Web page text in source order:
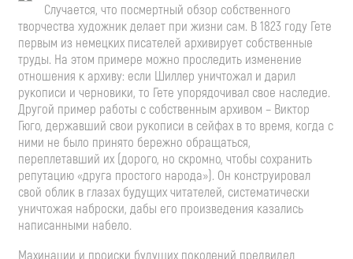
Случается, что посмертный обзор собственного
творчества художник делает при жизни сам. В 1823 году Гете
первым из немецких писателей архивирует собственные
труды. На этом примере можно проследить изменение
отношения к архиву: если Шиллер уничтожал и дарил
рукописи и черновики, то Гете упорядочивал свое наследие.
Другой пример работы с собственным архивом – Виктор
Гюго, державший свои рукописи в сейфах в то время, когда с
ними не было принято бережно обращаться,
переплетавший их (дорого, но скромно, чтобы сохранить
репутацию «друга простого народа»). Он конструировал
свой облик в глазах будущих читателей, систематически
уничтожая наброски, дабы его произведения казались
написанными набело.
Махинации и происки будущих поколений предвидел